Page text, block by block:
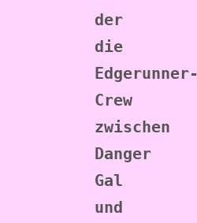
der
die
Edgerunner-
Crew
zwischen
Danger
Gal
und